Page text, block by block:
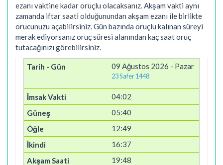
ezanı vaktine kadar oruçlu olacaksanız. Akşam vakti aynı
zamanda iftar saati olduğunundan akşam ezanı ile birlikte
orucunuzu açabilirsiniz. Gün bazında oruçlu kalınan süreyi
merak ediyorsanız oruç süresi alanından kaç saat oruç
tutacağınızı görebilirsiniz.
09 Ağustos 2026 - Pazar
23 Safer 1448
04:02
05:40
12:49
16:37
19:48